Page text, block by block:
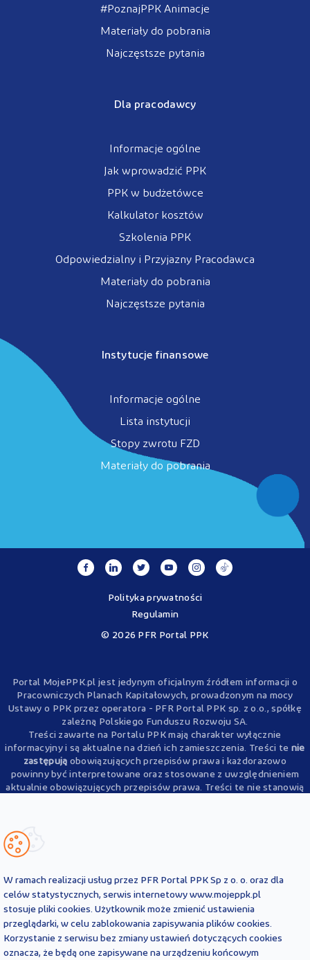
#PoznajPPK Animacje
Materiały do pobrania
Najczęstsze pytania
Dla pracodawcy
Informacje ogólne
Jak wprowadzić PPK
PPK w budżetówce
Kalkulator kosztów
Szkolenia PPK
Odpowiedzialny i Przyjazny Pracodawca
Materiały do pobrania
Najczęstsze pytania
Instytucje finansowe
Informacje ogólne
Lista instytucji
Stopy zwrotu FZD
Materiały do pobrania
© 2026 PFR Portal PPK
Polityka prywatności
Regulamin
Portal MojePPK.pl jest jedynym oficjalnym źródłem informacji o
Pracowniczych Planach Kapitałowych, prowadzonym na mocy
Ustawy o PPK przez operatora - PFR Portal PPK sp. z o.o., spółkę
zależną Polskiego Funduszu Rozwoju SA.
Treści zawarte na Portalu PPK mają charakter wyłącznie
informacyjny i są aktualne na dzień ich zamieszczenia. Treści te nie
zastępują obowiązujących przepisów prawa i każdorazowo
powinny być interpretowane oraz stosowane z uwzględnieniem
aktualnie obowiązujących przepisów prawa. Treści te nie stanowią
powstania jakichkolwiek szkód, wynikających lub pozostających w
związku z treściami zamieszczonymi na Portalu PPK. W przypadku
PPK, w tym co do praw lub obowiązków wynikających z
obowiązujących przepisów prawa, należy skorzystać z pomocy
podmiotów świadczących zawodowo pomoc prawną.
W ramach realizacji usług przez PFR Portal PPK Sp z o. o. oraz dla
celów statystycznych, serwis internetowy www.mojeppk.pl
stosuje pliki cookies. Użytkownik może zmienić ustawienia
przeglądarki, w celu zablokowania zapisywania plików cookies.
Korzystanie z serwisu bez zmiany ustawień dotyczących cookies
oznacza, że będą one zapisywane na urządzeniu końcowym